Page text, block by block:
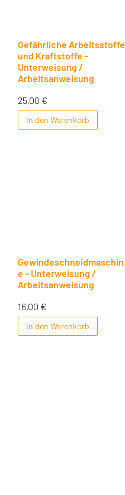
Gefährliche Arbeitsstoffe
und Kraftstoffe –
Unterweisung /
Arbeitsanweisung
25,00 €
In den Warenkorb
Gewindeschneidmaschin
e – Unterweisung /
Arbeitsanweisung
16,00 €
In den Warenkorb